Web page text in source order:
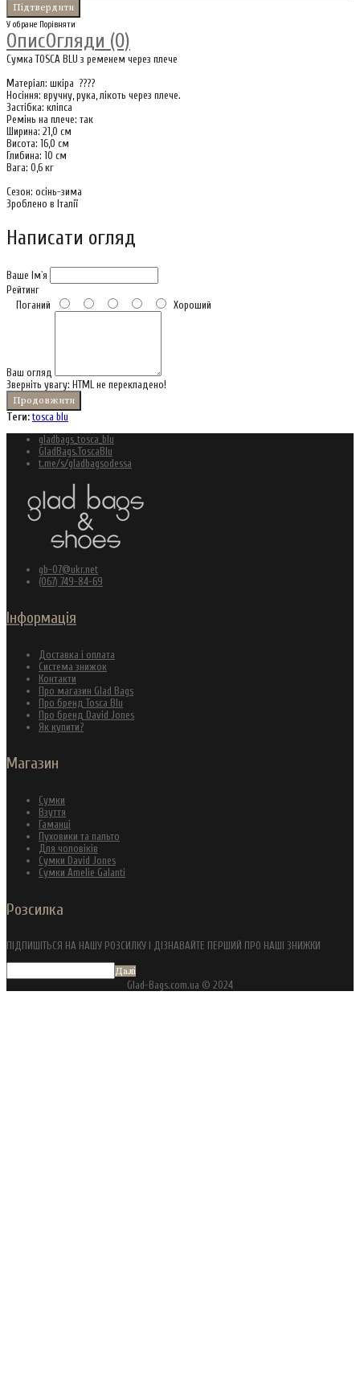
У обране Порівняти
ОписОгляди (0)
Сумка TOSCA BLU з ременем через плече
Матеріал: шкіра ????
Носіння: вручну, рука, лікоть через плече.
Застібка: кліпса
Ремінь на плече: так
Ширина: 21,0 см
Висота: 16,0 см
Глибина: 10 см
Вага: 0,6 кг
Сезон: осінь-зима
Зроблено в Італії
Написати огляд
Ваше Ім`я
Рейтинг
Поганий
Хороший
Ваш огляд
Зверніть увагу: HTML не перекладено!
Продовжити
Теги: tosca blu
gladbags_tosca_blu
GladBags.ToscaBlu
t.me/s/gladbagsodessa
gb-07@ukr.net
(067) 749-84-69
Інформація
Доставка і оплата
Система знижок
Контакти
Про магазин Glad Bags
Про бренд Tosca Blu
Про бренд David Jones
Як купити?
Магазин
Сумки
Взуття
Гаманці
Пуховики та пальто
Для чоловіків
Сумки David Jones
Сумки Amelie Galanti
Розсилка
ПІДПИШІТЬСЯ НА НАШУ РОЗСИЛКУ І ДІЗНАВАЙТЕ ПЕРШИЙ ПРО НАШІ ЗНИЖКИ
Далі
Glad-Bags.com.ua © 2024